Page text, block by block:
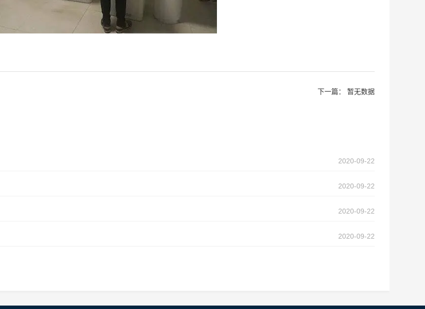
下一篇： 暂无数据
2020-09-22
2020-09-22
2020-09-22
2020-09-22